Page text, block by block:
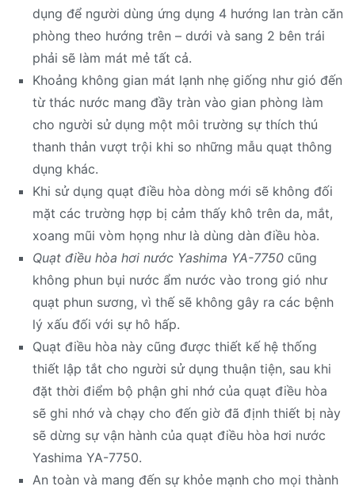
dụng để người dùng ứng dụng 4 hướng lan tràn căn
phòng theo hướng trên – dưới và sang 2 bên trái
phải sẽ làm mát mẻ tất cả.
Khoảng không gian mát lạnh nhẹ giống như gió đến
từ thác nước mang đầy tràn vào gian phòng làm
cho người sử dụng một môi trường sự thích thú
thanh thản vượt trội khi so những mẫu quạt thông
dụng khác.
Khi sử dụng quạt điều hòa dòng mới sẽ không đối
mặt các trường hợp bị cảm thấy khô trên da, mắt,
xoang mũi vòm họng như là dùng dàn điều hòa.
Quạt điều hòa hơi nước Yashima YA-7750cũng
không phun bụi nước ẩm nước vào trong gió như
quạt phun sương, vì thế sẽ không gây ra các bệnh
lý xấu đối với sự hô hấp.
Quạt điều hòa này cũng được thiết kế hệ thống
thiết lập tắt cho người sử dụng thuận tiện, sau khi
đặt thời điểm bộ phận ghi nhớ của quạt điều hòa
sẽ ghi nhớ và chạy cho đến giờ đã định thiết bị này
sẽ dừng sự vận hành của quạt điều hòa hơi nước
Yashima YA-7750.
An toàn và mang đến sự khỏe mạnh cho mọi thành